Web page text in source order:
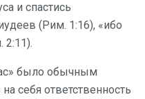
и спастись
(Рим. 1:16), «ибо
2:11).
было обычным
себя ответственность